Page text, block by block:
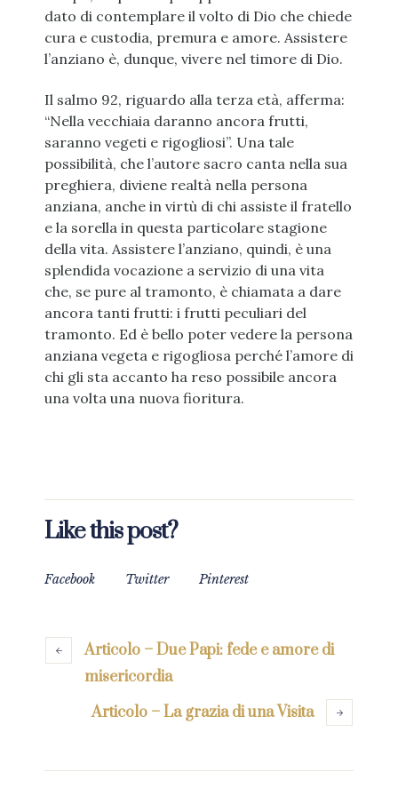
dato di contemplare il volto di Dio che chiede
cura e custodia, premura e amore. Assistere
l’anziano è, dunque, vivere nel timore di Dio.
Il salmo 92, riguardo alla terza età, afferma:
“Nella vecchiaia daranno ancora frutti,
saranno vegeti e rigogliosi”. Una tale
possibilità, che l’autore sacro canta nella sua
preghiera, diviene realtà nella persona
anziana, anche in virtù di chi assiste il fratello
e la sorella in questa particolare stagione
della vita. Assistere l’anziano, quindi, è una
splendida vocazione a servizio di una vita
che, se pure al tramonto, è chiamata a dare
ancora tanti frutti: i frutti peculiari del
tramonto. Ed è bello poter vedere la persona
anziana vegeta e rigogliosa perché l’amore di
chi gli sta accanto ha reso possibile ancora
una volta una nuova fioritura.
Like this post?
Facebook Twitter Pinterest
Articolo – Due Papi: fede e amore di
misericordia
Articolo – La grazia di una Visita